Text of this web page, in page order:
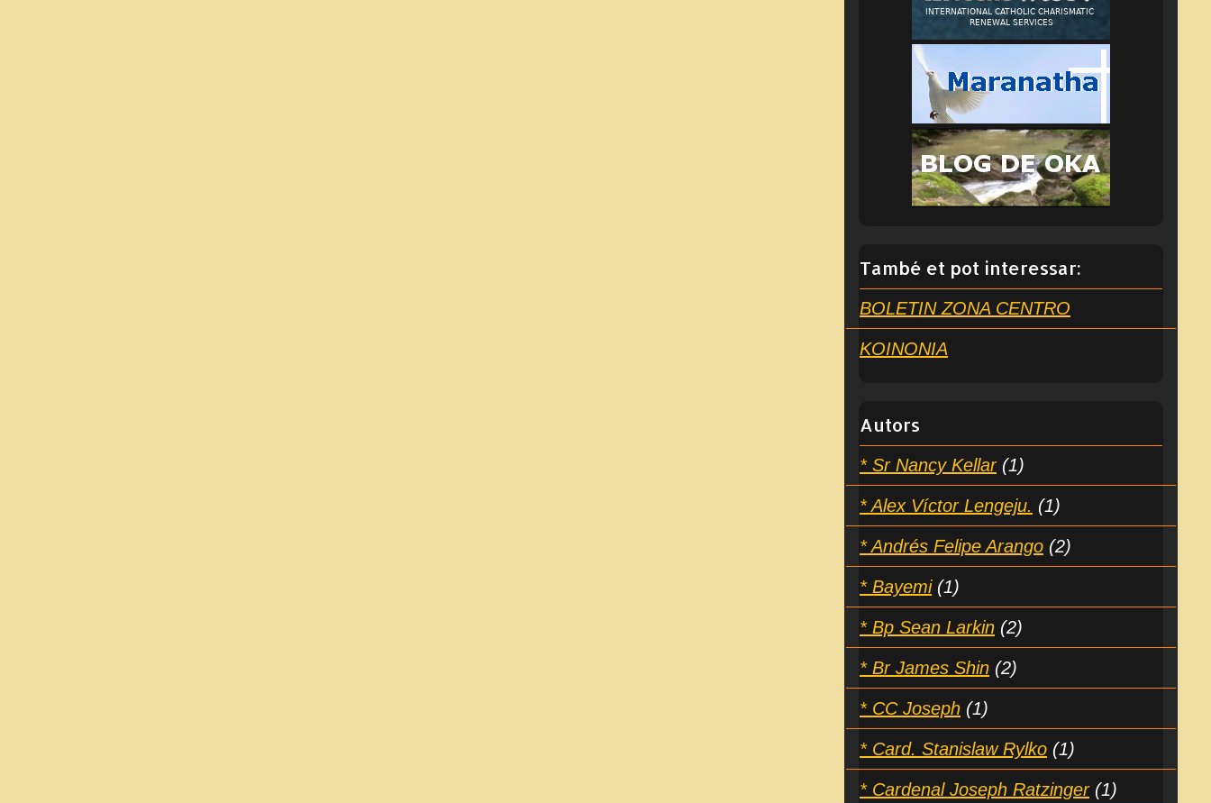
També et pot interessar:
BOLETIN ZONA CENTRO
KOINONIA
Autors
* Sr Nancy Kellar (1)
* Alex Víctor Lengeju. (1)
* Andrés Felipe Arango (2)
* Bayemi (1)
* Bp Sean Larkin (2)
* Br James Shin (2)
* CC Joseph (1)
* Card. Stanislaw Rylko (1)
* Cardenal Joseph Ratzinger (1)